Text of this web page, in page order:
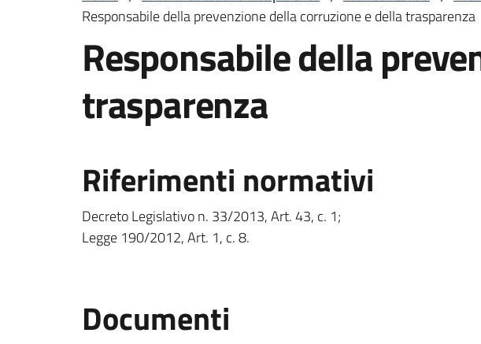
Responsabile della prevenzione della corruzione e della trasparenza
Responsabile della
trasparenza
Riferimenti normativi
Decreto Legislativo n. 33/2013, Art. 43, c. 1;
Legge 190/2012, Art. 1, c. 8.
Documenti